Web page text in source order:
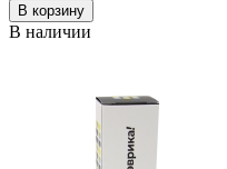
В наличии